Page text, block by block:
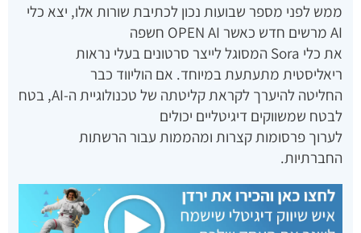
ממש לפני מספר שבועות נכון לכתיבת שורות אלו, יצא כלי
AI מרשים חדש כאשר OPEN AI חשפה
את כלי Sora המסוגל לייצר סרטונים בעלי נראות
ריאליסטית מתעתעת במיוחד. אם הוליווד כבר
החליטה להיערך לקראת קליטתה של טכנולוגיית ה-AI, בטח
לבטח שמשווקים דיגיטליים יכולים
לערוך פרסומות קצרות ומהממות עבור הרשתות
החברתיות.